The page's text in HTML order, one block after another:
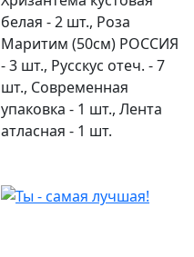
белая - 2 шт., Роза
Маритим (50см) РОССИЯ
- 3 шт., Русскус отеч. - 7
шт., Современная
упаковка - 1 шт., Лента
атласная - 1 шт.